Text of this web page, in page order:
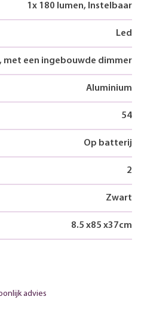
1x 180 lumen, Instelbaar
Led
met een ingebouwde dimmer
Aluminium
54
Op batterij
2
Zwart
8.5 x85 x37cm
advies